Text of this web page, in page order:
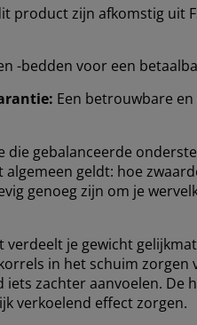
product zijn afkomstig uit
-bedden voor een
Een betrouwbare
die gebalanceerde
geldt: hoe
genoeg zijn om je
verdeelt je gewicht
in het schuim
zachter aanvoelen. De
verkoelend effect zorgen.